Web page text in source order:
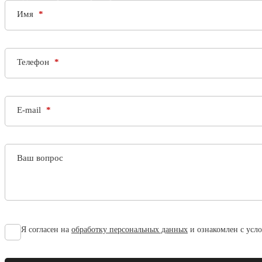
Имя
Телефон
E-mail
Ваш вопрос
Я согласен на обработку персональных данных и ознакомлен с